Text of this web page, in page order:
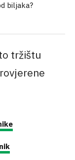
biljaka?
tržištu